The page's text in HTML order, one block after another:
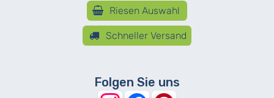
Riesen Auswahl
Schneller Versand
Folgen Sie uns